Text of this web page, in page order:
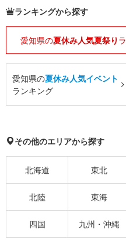
ランキングから探す
愛知県の夏休み人気夏祭り
愛知県の夏休み人気イベント
ランキング
その他のエリアから探す
北海道 東北
北陸 東海
四国 九州・沖縄